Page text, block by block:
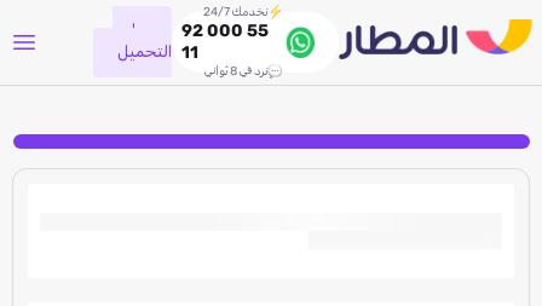
نخدمك 24/7
92 000 55
11
نرد في 8 ثواني
جاري
التحميل